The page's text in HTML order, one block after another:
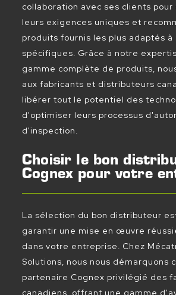
collaboration avec ses clients pour
leurs exigences uniques et
produits fournis les plus adaptés à
spécifiques. Grâce à notre
gamme complète de produits,
aux fabricants et distributeurs
libérer tout le potentiel des
d'optimiser leurs processus
d'inspection.
Choisir le bon
Cognex pour votre
La sélection du bon distributeur
garantir une mise en œuvre
dans votre entreprise. Chez
Solutions, nous nous démarquons
partenaire Cognex privilégié des
canadiens, offrant une gamme